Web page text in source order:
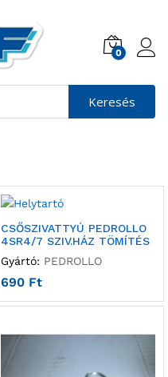
0
Keresés
CSŐSZIVATTYÚ PEDROLLO
4SR4/7 SZIV.HÁZ TÖMÍTÉS
Gyártó: PEDROLLO
690 Ft